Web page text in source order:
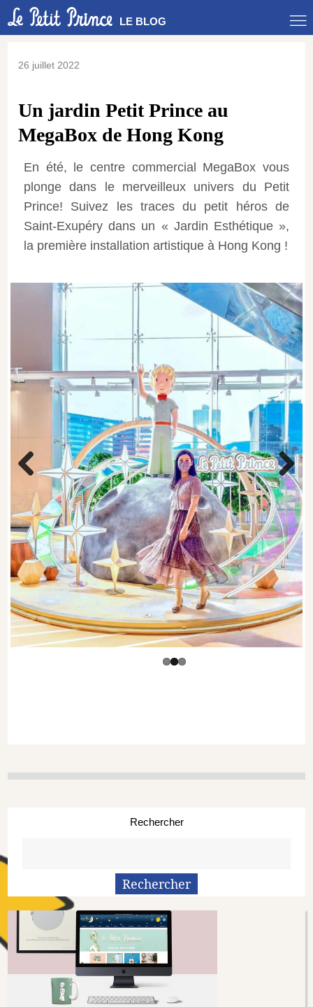
LE BLOG
26 juillet 2022
Un jardin Petit Prince au
MegaBox de Hong Kong
En été, le centre commercial MegaBox vous
plonge dans le merveilleux univers du Petit
Prince! Suivez les traces du petit héros de
Saint-Exupéry dans un « Jardin Esthétique »,
la première installation artistique à Hong Kong !
Previous Next
Rechercher